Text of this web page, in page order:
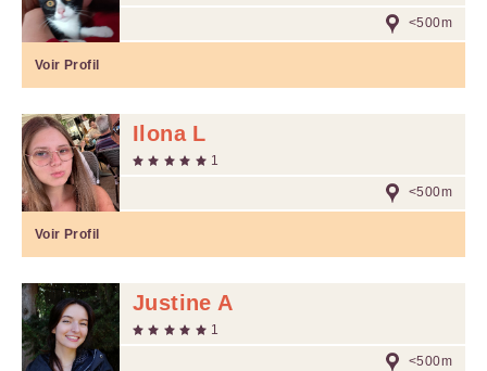
<500m
Voir Profil
Ilona L
1
<500m
Voir Profil
Justine A
1
<500m